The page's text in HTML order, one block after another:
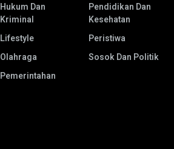
Hukum Dan
Kriminal
Lifestyle
Olahraga
Pemerintahan
Pendidikan Dan
Kesehatan
Peristiwa
Sosok Dan Politik